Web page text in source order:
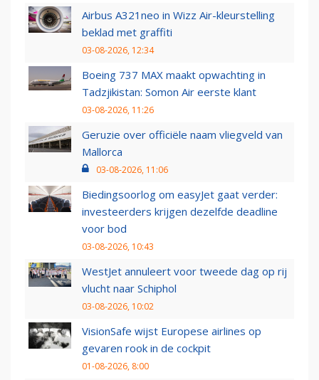
Airbus A321neo in Wizz Air-kleurstelling
beklad met graffiti
03-08-2026, 12:34
Boeing 737 MAX maakt opwachting in
Tadzjikistan: Somon Air eerste klant
03-08-2026, 11:26
Geruzie over officiële naam vliegveld van
Mallorca
03-08-2026, 11:06
Biedingsoorlog om easyJet gaat verder:
investeerders krijgen dezelfde deadline
voor bod
03-08-2026, 10:43
WestJet annuleert voor tweede dag op rij
vlucht naar Schiphol
03-08-2026, 10:02
VisionSafe wijst Europese airlines op
gevaren rook in de cockpit
01-08-2026, 8:00